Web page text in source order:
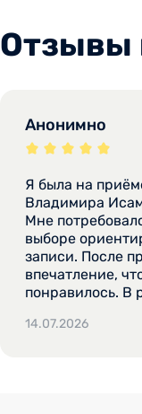
Отзывы
Анонимно
Я была на
Владимира Исамутдиновича впервые.
Мне
выборе
записи. После
впечатление, что всё хорошо,
понравилось. В
Доктор вникнул
14.07.2026